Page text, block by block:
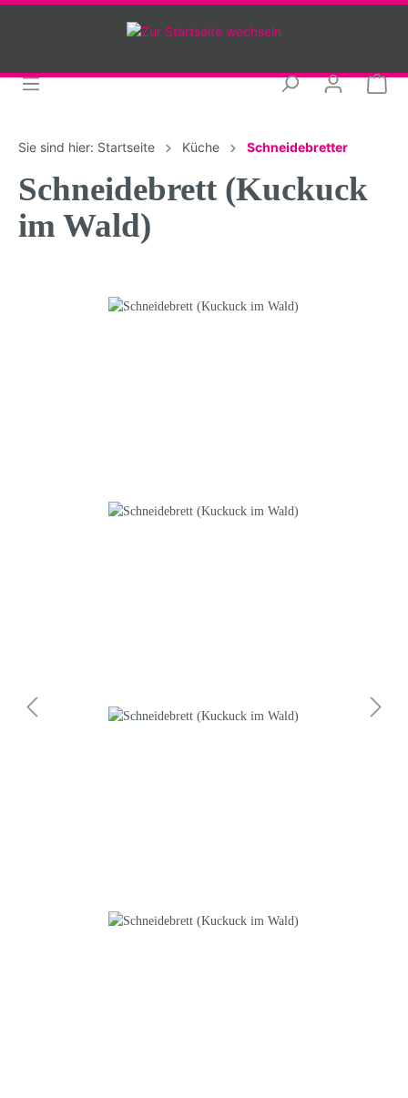
Sie sind hier: Startseite Küche Schneidebretter
Schneidebrett (Kuckuck
im Wald)